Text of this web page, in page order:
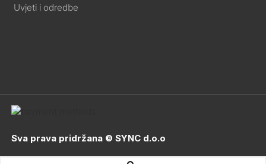
Uvjeti i odredbe
Sva prava pridržana © SYNC d.o.o